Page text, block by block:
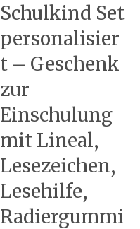
Schulkind Set
personalisier
t – Geschenk
zur
Einschulung
mit Lineal,
Lesezeichen,
Lesehilfe,
Radiergummi